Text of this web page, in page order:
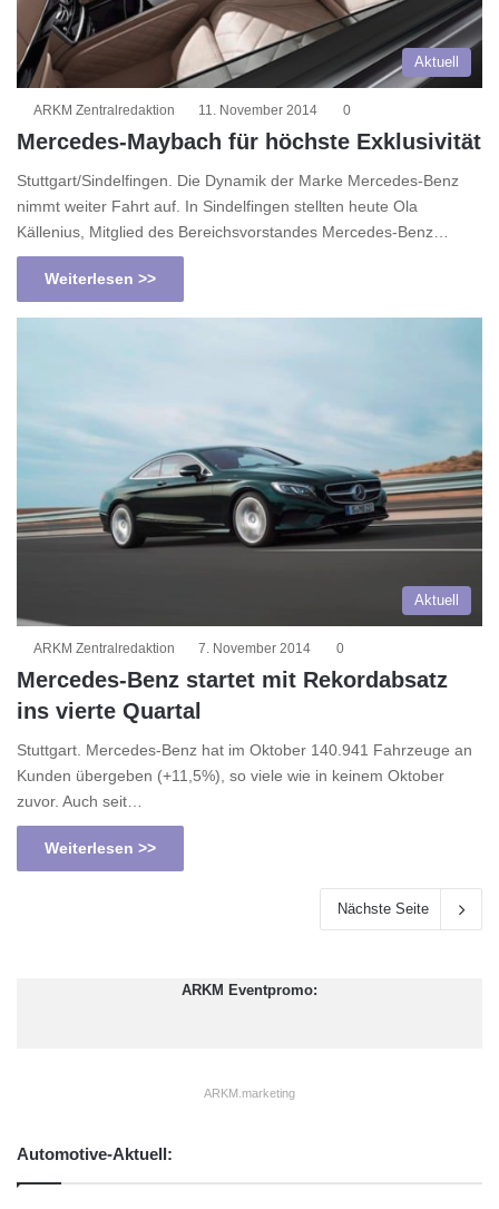
Aktuell
ARKM Zentralredaktion 11. November 2014 0
Mercedes-Maybach für höchste Exklusivität
Stuttgart/Sindelfingen. Die Dynamik der Marke Mercedes-Benz
nimmt weiter Fahrt auf. In Sindelfingen stellten heute Ola
Källenius, Mitglied des Bereichsvorstandes Mercedes-Benz…
Weiterlesen >>
Aktuell
ARKM Zentralredaktion 7. November 2014 0
Mercedes-Benz startet mit Rekordabsatz
ins vierte Quartal
Stuttgart. Mercedes-Benz hat im Oktober 140.941 Fahrzeuge an
Kunden übergeben (+11,5%), so viele wie in keinem Oktober
zuvor. Auch seit…
Weiterlesen >>
Nächste Seite
ARKM Eventpromo:
ARKM.marketing
Automotive-Aktuell: